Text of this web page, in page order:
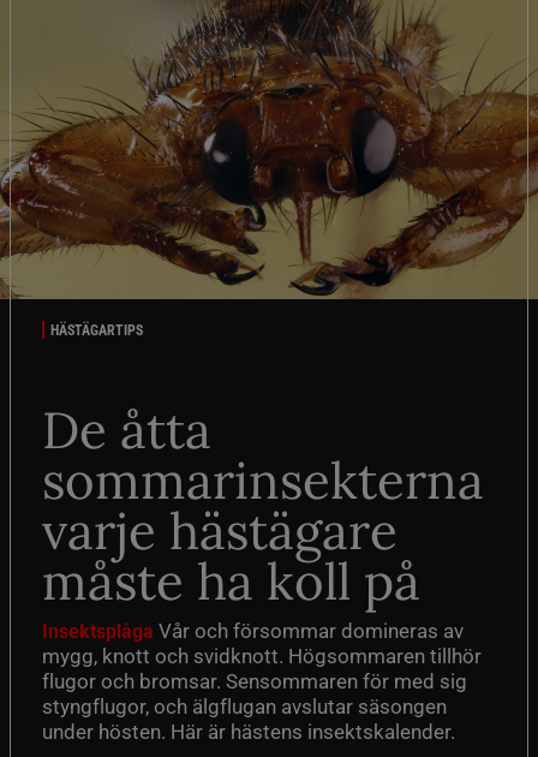
HÄSTÄGARTIPS
De åtta
sommarinsekterna
varje hästägare
måste ha koll på
Insektsplåga Vår och försommar domineras av
mygg, knott och svidknott. Högsommaren tillhör
flugor och bromsar. Sensommaren för med sig
styngflugor, och älgflugan avslutar säsongen
under hösten. Här är hästens insektskalender.